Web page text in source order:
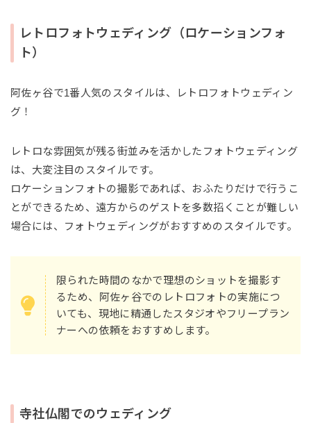
レトロフォトウェディング（ロケーションフォ
ト）
阿佐ヶ谷で1番人気のスタイルは、レトロフォトウェディン
グ！
レトロな雰囲気が残る街並みを活かしたフォトウェディング
は、大変注目のスタイルです。
ロケーションフォトの撮影であれば、おふたりだけで行うこ
とができるため、遠方からのゲストを多数招くことが難しい
場合には、フォトウェディングがおすすめのスタイルです。
限られた時間のなかで理想のショットを撮影す
るため、阿佐ヶ谷でのレトロフォトの実施につ
いても、現地に精通したスタジオやフリープラン
ナーへの依頼をおすすめします。
寺社仏閣でのウェディング